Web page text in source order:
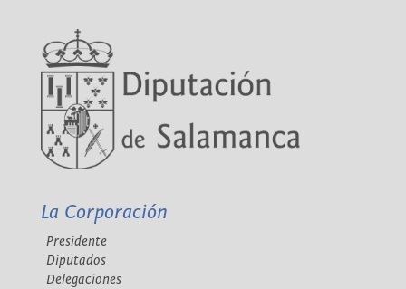
La Corporación
Presidente
Diputados
Delegaciones